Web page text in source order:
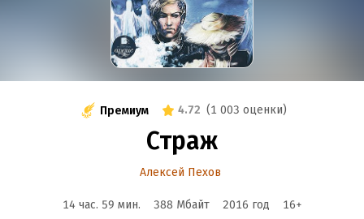
Премиум 4.72 (1 003 оценки)
Страж
Алексей Пехов
14 час. 59 мин. 388 Мбайт 2016 год 16+